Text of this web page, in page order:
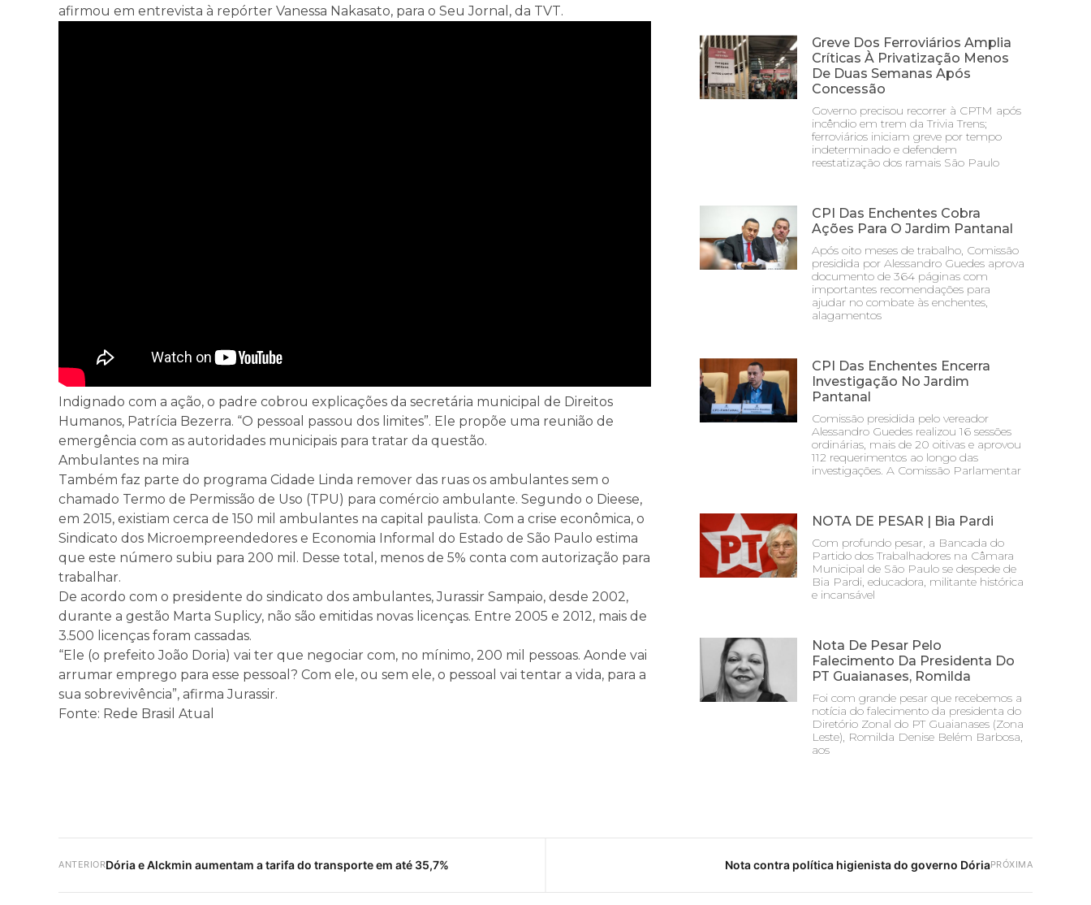
afirmou em entrevista à repórter Vanessa Nakasato, para o Seu Jornal, da TVT.
Indignado com a ação, o padre cobrou explicações da secretária municipal de Direitos
Humanos, Patrícia Bezerra. “O pessoal passou dos limites”. Ele propõe uma reunião de
emergência com as autoridades municipais para tratar da questão.
Ambulantes na mira
Também faz parte do programa Cidade Linda remover das ruas os ambulantes sem o
chamado Termo de Permissão de Uso (TPU) para comércio ambulante. Segundo o Dieese,
em 2015, existiam cerca de 150 mil ambulantes na capital paulista. Com a crise econômica, o
Sindicato dos Microempreendedores e Economia Informal do Estado de São Paulo estima
que este número subiu para 200 mil. Desse total, menos de 5% conta com autorização para
trabalhar.
De acordo com o presidente do sindicato dos ambulantes, Jurassir Sampaio, desde 2002,
durante a gestão Marta Suplicy, não são emitidas novas licenças. Entre 2005 e 2012, mais de
3.500 licenças foram cassadas.
“Ele (o prefeito João Doria) vai ter que negociar com, no mínimo, 200 mil pessoas. Aonde vai
arrumar emprego para esse pessoal? Com ele, ou sem ele, o pessoal vai tentar a vida, para a
sua sobrevivência”, afirma Jurassir.
Fonte: Rede Brasil Atual
Greve Dos Ferroviários Amplia
Críticas À Privatização Menos
De Duas Semanas Após
Concessão
Governo precisou recorrer à CPTM após
incêndio em trem da Trivia Trens;
ferroviários iniciam greve por tempo
indeterminado e defendem
reestatização dos ramais São Paulo
CPI Das Enchentes Cobra
Ações Para O Jardim Pantanal
Após oito meses de trabalho, Comissão
presidida por Alessandro Guedes aprova
documento de 364 páginas com
importantes recomendações para
ajudar no combate às enchentes,
alagamentos
CPI Das Enchentes Encerra
Investigação No Jardim
Pantanal
Comissão presidida pelo vereador
Alessandro Guedes realizou 16 sessões
ordinárias, mais de 20 oitivas e aprovou
112 requerimentos ao longo das
investigações. A Comissão Parlamentar
NOTA DE PESAR | Bia Pardi
Com profundo pesar, a Bancada do
Partido dos Trabalhadores na Câmara
Municipal de São Paulo se despede de
Bia Pardi, educadora, militante histórica
e incansável
Nota De Pesar Pelo
Falecimento Da Presidenta Do
PT Guaianases, Romilda
Foi com grande pesar que recebemos a
notícia do falecimento da presidenta do
Diretório Zonal do PT Guaianases (Zona
Leste), Romilda Denise Belém Barbosa,
aos
ANTERIORDória e Alckmin aumentam a tarifa do transporte em até 35,7% PRÓXIMA
Nota contra política higienista do governo Dória